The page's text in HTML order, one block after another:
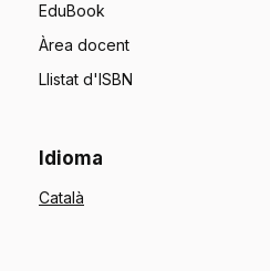
EduBook
Àrea docent
Llistat d'ISBN
Idioma